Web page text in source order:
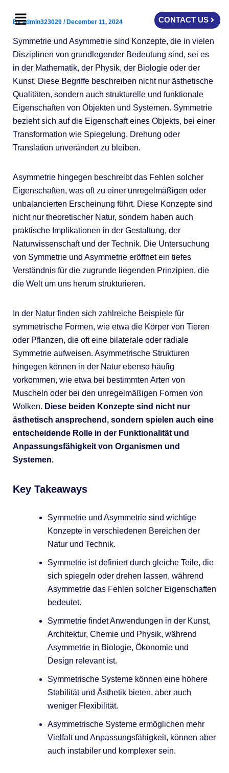
Menu CONTACT US
Byadmin323029 /December 11, 2024
Symmetrie und Asymmetrie sind Konzepte, die in vielen
Disziplinen von grundlegender Bedeutung sind, sei es
in der Mathematik, der Physik, der Biologie oder der
Kunst. Diese Begriffe beschreiben nicht nur ästhetische
Qualitäten, sondern auch strukturelle und funktionale
Eigenschaften von Objekten und Systemen. Symmetrie
bezieht sich auf die Eigenschaft eines Objekts, bei einer
Transformation wie Spiegelung, Drehung oder
Translation unverändert zu bleiben.
Asymmetrie hingegen beschreibt das Fehlen solcher
Eigenschaften, was oft zu einer unregelmäßigen oder
unbalancierten Erscheinung führt. Diese Konzepte sind
nicht nur theoretischer Natur, sondern haben auch
praktische Implikationen in der Gestaltung, der
Naturwissenschaft und der Technik. Die Untersuchung
von Symmetrie und Asymmetrie eröffnet ein tiefes
Verständnis für die zugrunde liegenden Prinzipien, die
die Welt um uns herum strukturieren.
In der Natur finden sich zahlreiche Beispiele für
symmetrische Formen, wie etwa die Körper von Tieren
oder Pflanzen, die oft eine bilaterale oder radiale
Symmetrie aufweisen. Asymmetrische Strukturen
hingegen können in der Natur ebenso häufig
vorkommen, wie etwa bei bestimmten Arten von
Muscheln oder bei den unregelmäßigen Formen von
Wolken. Diese beiden Konzepte sind nicht nur
ästhetisch ansprechend, sondern spielen auch eine
entscheidende Rolle in der Funktionalität und
Anpassungsfähigkeit von Organismen und
Systemen.
Key Takeaways
Symmetrie und Asymmetrie sind wichtige
Konzepte in verschiedenen Bereichen der
Natur und Technik.
Symmetrie ist definiert durch gleiche Teile, die
sich spiegeln oder drehen lassen, während
Asymmetrie das Fehlen solcher Eigenschaften
bedeutet.
Symmetrie findet Anwendungen in der Kunst,
Architektur, Chemie und Physik, während
Asymmetrie in Biologie, Ökonomie und
Design relevant ist.
Symmetrische Systeme können eine höhere
Stabilität und Ästhetik bieten, aber auch
weniger Flexibilität.
Asymmetrische Systeme ermöglichen mehr
Vielfalt und Anpassungsfähigkeit, können aber
auch instabiler und komplexer sein.